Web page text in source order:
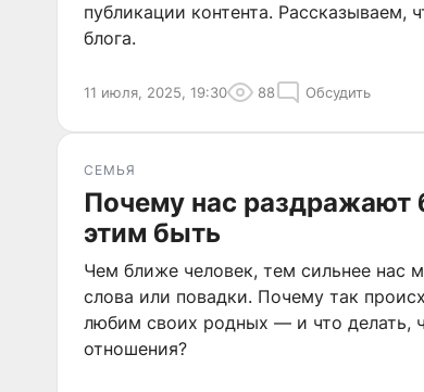
публикации контента. Рассказываем,
блога.
11 июля, 2025, 19:30 88 Обсудить
СЕМЬЯ
Почему нас раздражают
этим быть
Чем ближе человек, тем сильнее нас
слова или повадки. Почему так
любим своих родных — и что делать,
отношения?